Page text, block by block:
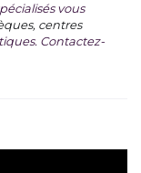
vous
centres
Contactez-